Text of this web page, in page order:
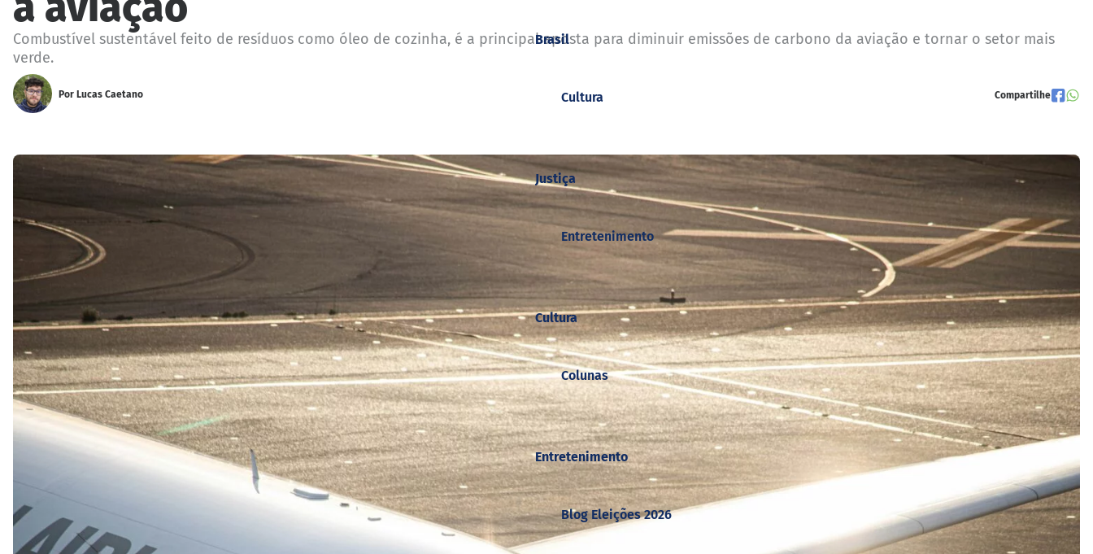
Cultura
Entretenimento
Colunas
Blog Eleições 2026
Brasil
Justiça
Cultura
Entretenimento
Combustível sustentável feito de resíduos como óleo de cozinha, é a principal aposta para diminuir emissões de carbono da aviação e tornar o setor mais
verde.
Por Lucas Caetano Compartilhe